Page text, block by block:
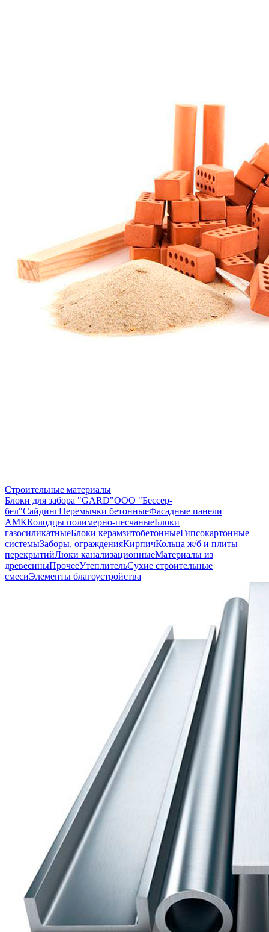
Строительные материалы
Блоки для забора "GARD"ООО "Бессер-
бел"СайдингПеремычки бетонныеФасадные панели
АМККолодцы полимерно-песчаныеБлоки
газосиликатныеБлоки керамзитобетонныеГипсокартонные
системыЗаборы, огражденияКирпичКольца ж/б и плиты
перекрытийЛюки канализационныеМатериалы из
древесиныПрочееУтеплительСухие строительные
смесиЭлементы благоустройства